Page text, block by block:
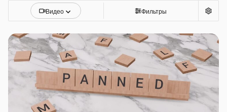
Видео Фильтры